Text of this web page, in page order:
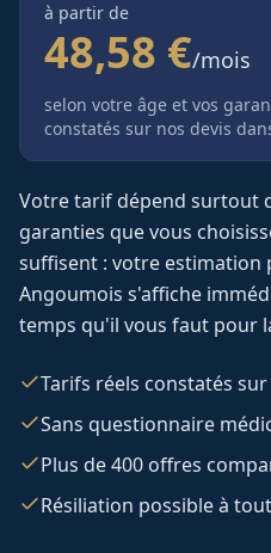
à partir de
48,58 €/mois
selon votre âge et vos
constatés sur nos devis
Votre tarif dépend surtout
garanties que vous
suffisent : votre estimation
Angoumois s'affiche
temps qu'il vous faut pour
Tarifs réels constatés
Sans questionnaire
Plus de 400 offres
Résiliation possible à